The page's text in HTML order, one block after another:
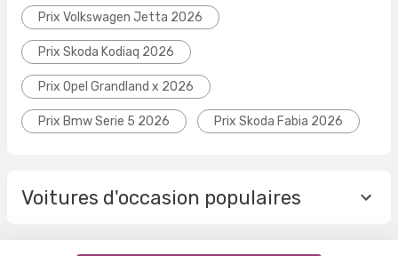
Prix Volkswagen Jetta 2026
Prix Skoda Kodiaq 2026
Prix Opel Grandland x 2026
Prix Bmw Serie 5 2026 Prix Skoda Fabia 2026
Voitures d'occasion populaires